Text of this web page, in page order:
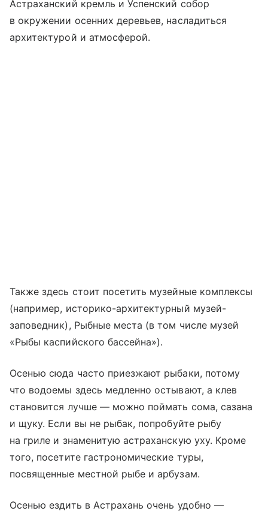
Астраханский кремль и Успенский собор
в окружении осенних деревьев, насладиться
архитектурой и атмосферой.
Также здесь стоит посетить музейные комплексы
(например, историко-архитектурный музей-
заповедник), Рыбные места (в том числе музей
«Рыбы каспийского бассейна»).
Осенью сюда часто приезжают рыбаки, потому
что водоемы здесь медленно остывают, а клев
становится лучше — можно поймать сома, сазана
и щуку. Если вы не рыбак, попробуйте рыбу
на гриле и знаменитую астраханскую уху. Кроме
того, посетите гастрономические туры,
посвященные местной рыбе и арбузам.
Осенью ездить в Астрахань очень удобно —